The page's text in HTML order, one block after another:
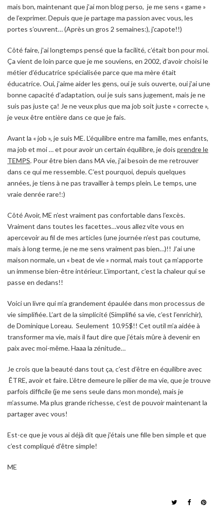
mais bon, maintenant que j’ai mon blog perso, je me sens « game »
de l’exprimer. Depuis que je partage ma passion avec vous, les
portes s’ouvrent… (Après un gros 2 semaines:), j’capote!!)
Côté faire, j’ai longtemps pensé que la facilité, c’était bon pour moi.
Ça vient de loin parce que je me souviens, en 2002, d’avoir choisi le
métier d’éducatrice spécialisée parce que ma mère était
éducatrice. Oui, j’aime aider les gens, oui je suis ouverte, oui j’ai une
bonne capacité d’adaptation, oui je suis sans jugement, mais je ne
suis pas juste ça! Je ne veux plus que ma job soit juste « correcte »,
je veux être entière dans ce que je fais.
Avant la « job », je suis ME. L’équilibre entre ma famille, mes enfants,
ma job et moi … et pour avoir un certain équilibre, je dois prendre le
TEMPS. Pour être bien dans MA vie, j’ai besoin de me retrouver
dans ce qui me ressemble. C’est pourquoi, depuis quelques
années, je tiens à ne pas travailler à temps plein. Le temps, une
vraie denrée rare!:)
Côté Avoir, ME n’est vraiment pas confortable dans l’excès.
Vraiment dans toutes les facettes…vous allez vite vous en
apercevoir au fil de mes articles (une journée n’est pas coutume,
mais à long terme, je ne me sens vraiment pas bien…)!! J’ai une
maison normale, un « beat de vie » normal, mais tout ça m’apporte
un immense bien-être intérieur. L’important, c’est la chaleur qui se
passe en dedans!!
Voici un livre qui m’a grandement épaulée dans mon processus de
vie simplifiée.L’art de la simplicité(Simplifié sa vie, c’est l’enrichir),
de Dominique Loreau. Seulement 10.95$!! Cet outil m’a aidée à
transformer ma vie, mais il faut dire que j’étais mûre à devenir en
paix avec moi-même. Haaa la zénitude…
Je crois que la beauté dans tout ça, c’est d’être en équilibre avec
ÊTRE, avoir et faire. L’être demeure le pilier de ma vie, que je trouve
parfois difficile (je me sens seule dans mon monde), mais je
m’assume. Ma plus grande richesse, c’est de pouvoir maintenant la
partager avec vous!
Est-ce que je vous ai déjà dit que j’étais une fille ben simple et que
c’est compliqué d’être simple!
ME